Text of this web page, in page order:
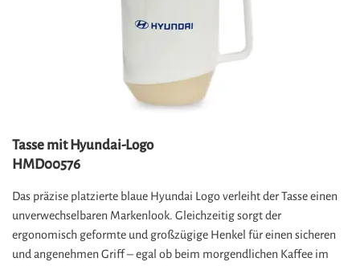
Tasse mit Hyundai-Logo
HMD00576
Das präzise platzierte blaue Hyundai Logo verleiht der Tasse einen
unverwechselbaren Markenlook. Gleichzeitig sorgt der
ergonomisch geformte und großzügige Henkel für einen sicheren
und angenehmen Griff – egal ob beim morgendlichen Kaffee im